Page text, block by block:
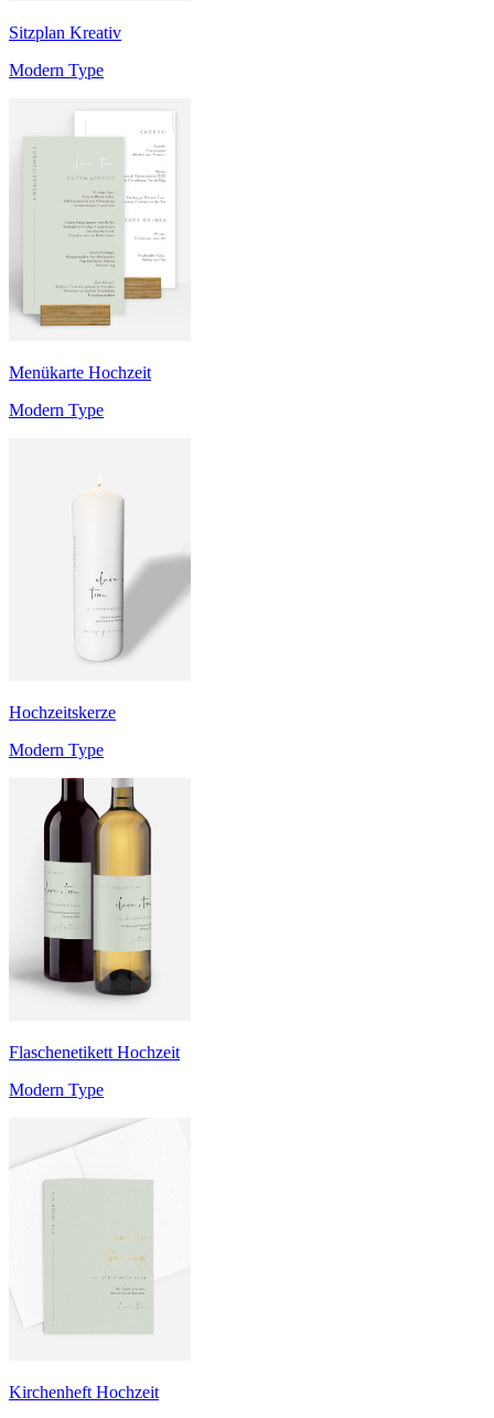
Sitzplan Kreativ
Modern Type
Menükarte Hochzeit
Modern Type
Hochzeitskerze
Modern Type
Flaschenetikett Hochzeit
Modern Type
Kirchenheft Hochzeit